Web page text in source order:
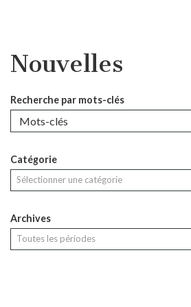
Nouvelles
Recherche par mots-clés
Catégorie
Sélectionner une catégorie
Archives
Toutes les périodes